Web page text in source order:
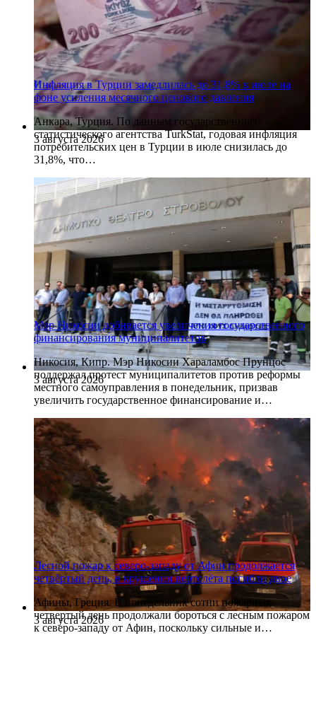
3 августа 2026
Инфляция в Турции замедлилась до 31,8% в июле на
фоне усиления месячного ценового давления
Анкара, Турция. По данным государственного
статистического агентства TurkStat, годовая инфляция
потребительских цен в Турции в июле снизилась до
31,8%, что…
3 августа 2026
Мэр Никосии добивается увеличения государственного
финансирования муниципалитетов
Никосия, Кипр. Мэр Никосии Хараламбос Прунцос
поддержал протест муниципалитетов против реформы
местного самоуправления в понедельник, призвав
увеличить государственное финансирование и…
3 августа 2026
Лесной пожар к северо-западу от Афин продолжается
четвёртый день, в крушении вертолёта погибли двое
Афины, Греция. В понедельник сотни пожарных
четвертый день продолжали бороться с лесным пожаром
к северо-западу от Афин, поскольку сильные и…